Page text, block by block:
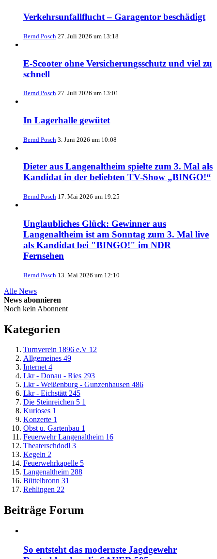
Verkehrsunfallflucht – Garagentor beschädigt
Bernd Posch 27. Juli 2026 um 13:18
E-Scooter ohne Versicherungsschutz und viel zu
schnell
Bernd Posch 27. Juli 2026 um 13:01
In Lagerhalle gewütet
Bernd Posch 3. Juni 2026 um 10:08
Dieter aus Langenaltheim spielte zum 3. Mal als
Kandidat in der beliebten TV-Show „BINGO!“
Bernd Posch 17. Mai 2026 um 19:25
Unglaubliches Glück: Gewinner aus
Langenaltheim ist am Sonntag zum 3. Mal live
als Kandidat bei "BINGO!" im NDR
Fernsehen
Bernd Posch 13. Mai 2026 um 12:10
Alle News
News abonnieren
Noch kein Abonnent
Kategorien
Turnverein 1896 e.V 12
Allgemeines 49
Internet 4
Lkr - Donau - Ries 293
Lkr - Weißenburg - Gunzenhausen 486
Lkr - Eichstätt 245
Die Steinreichen 5 1
Kurioses 1
Konzerte 1
Obst u. Gartenbau 1
Feuerwehr Langenaltheim 16
Theaterschdodl 3
Kegeln 2
Feuerwehrkapelle 5
Langenaltheim 288
Büttelbronn 31
Rehlingen 22
Beiträge Forum
So entsteht das modernste Jagdgewehr